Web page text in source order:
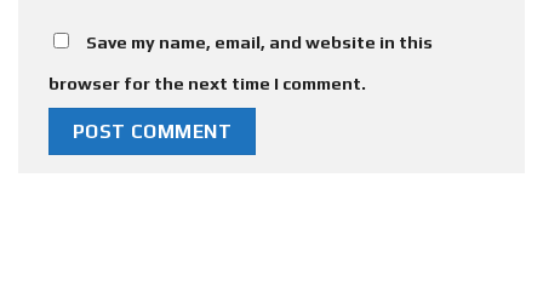
Save my name, email, and website in this
browser for the next time I comment.